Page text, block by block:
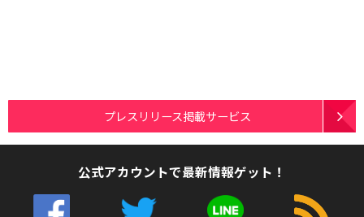
プレスリリース掲載サービス
公式アカウントで最新情報ゲット！